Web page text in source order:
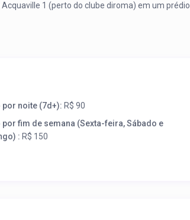
1 (perto do clube diroma) em um prédio
por noite (7d+): R$ 90
por fim de semana (Sexta-feira, Sábado e
: R$ 150